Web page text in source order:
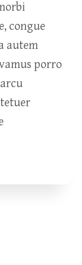
congue
autem
porro